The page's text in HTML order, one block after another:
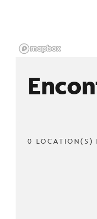
0 LOCATION(S)